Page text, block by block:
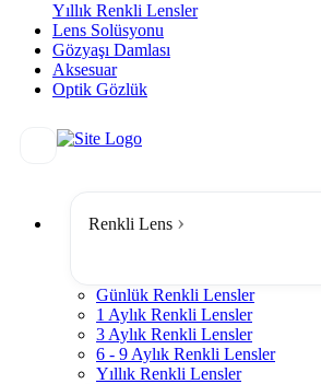
Yıllık Renkli Lensler
Lens Solüsyonu
Gözyaşı Damlası
Aksesuar
Optik Gözlük
Renkli Lens
Günlük Renkli Lensler
1 Aylık Renkli Lensler
3 Aylık Renkli Lensler
6 - 9 Aylık Renkli Lensler
Yıllık Renkli Lensler